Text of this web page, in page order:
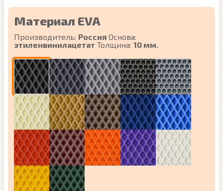
Материал EVA
Производитель: Россия Основа:
этиленвинилацетат Толщина: 10 мм.